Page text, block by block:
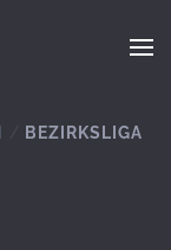
BEZIRKSLIGA